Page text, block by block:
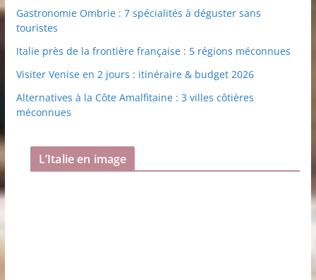
Gastronomie Ombrie : 7 spécialités à déguster sans
touristes
Italie près de la frontière française : 5 régions méconnues
Visiter Venise en 2 jours : itinéraire & budget 2026
Alternatives à la Côte Amalfitaine : 3 villes côtières
méconnues
L’Italie en image